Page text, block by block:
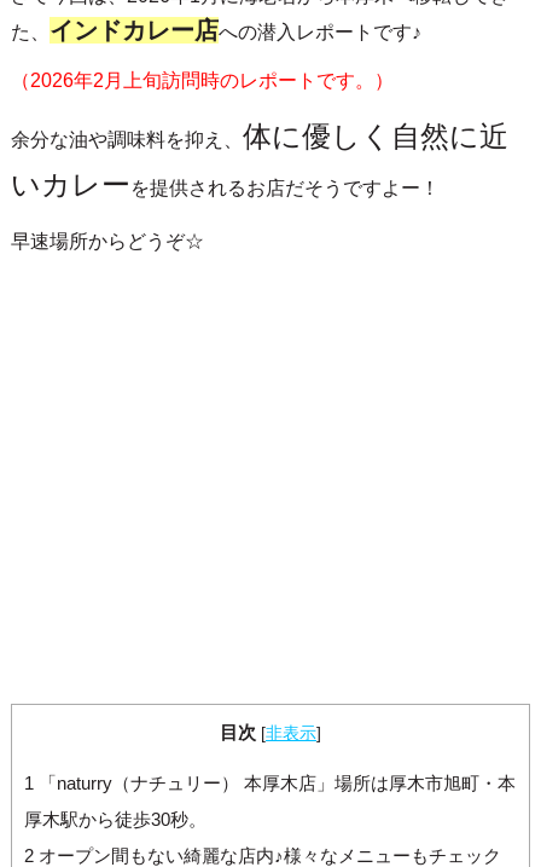
た、 インドカレー店への潜入レポートです♪
（2026年2月上旬訪問時のレポートです。）
余分な油や調味料を抑え、 体に優しく自然に近
いカレー を提供されるお店だそうですよー！
早速場所からどうぞ☆
目次 [非表示]
1 「naturry（ナチュリー） 本厚木店」場所は厚木市旭町・本
厚木駅から徒歩30秒。
2オープン間もない綺麗な店内♪様々なメニューもチェック